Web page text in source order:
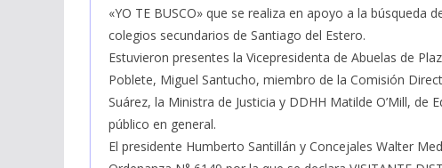
«YO TE BUSCO» que se realiza en apoyo a la búsqueda
colegios secundarios de Santiago del Estero.
Estuvieron presentes la Vicepresidenta de Abuelas de
Poblete, Miguel Santucho, miembro de la Comisión
Suárez, la Ministra de Justicia y DDHH Matilde O’Mill,
público en general.
El presidente Humberto Santillán y Concejales Walter